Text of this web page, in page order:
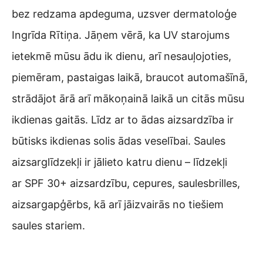
bez redzama apdeguma, uzsver dermatoloģe
Ingrīda Rītiņa. Jāņem vērā, ka UV starojums
ietekmē mūsu ādu ik dienu, arī nesauļojoties,
piemēram, pastaigas laikā, braucot automašīnā,
strādājot ārā arī mākoņainā laikā un citās mūsu
ikdienas gaitās. Līdz ar to ādas aizsardzība ir
būtisks ikdienas solis ādas veselībai. Saules
aizsarglīdzekļi ir jālieto katru dienu – līdzekļi
ar SPF 30+ aizsardzību, cepures, saulesbrilles,
aizsargapģērbs, kā arī jāizvairās no tiešiem
saules stariem.